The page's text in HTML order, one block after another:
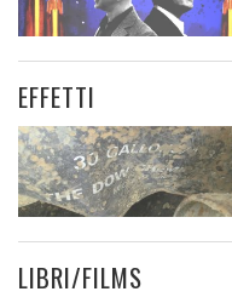
EFFETTI
LIBRI/FILMS